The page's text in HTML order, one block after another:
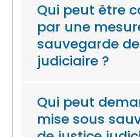
Qui peut être
par une
sauvegarde
judiciaire ?
Qui peut
mise sous